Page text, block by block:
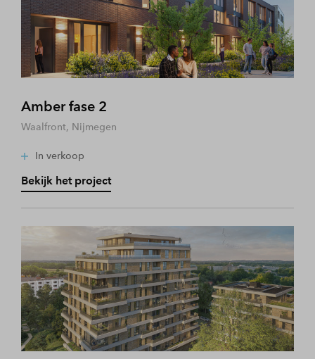
Amber fase 2
Waalfront, Nijmegen
In verkoop
Bekijk het project